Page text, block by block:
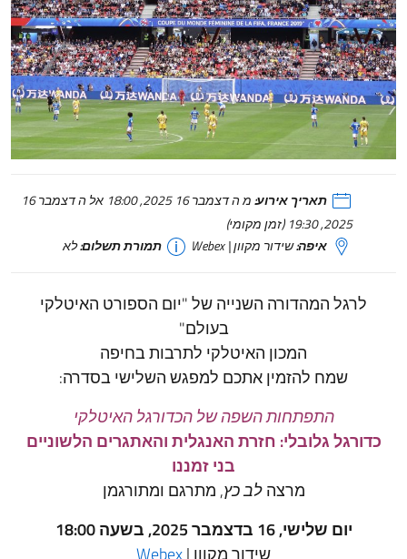
תאריך אירוע:
מ ה דצמבר 16 2025, 18:00 אל ה דצמבר 16
2025, 19:30 (זמן מקומי)
איפה:שידור מקוון | Webex תמורת תשלום:לא
לרגל המהדורה השנייה של "יום הספורט האיטלקי
בעולם"
המכון האיטלקי לתרבות בחיפה
שמח להזמין אתכם למפגשהשלישיבסדרה:
התפתחות השפה של הכדורגל האיטלקי
כדורגל גלובלי: חזרת האנגלית והאתגרים הלשוניים
בני זמננו
מרצהלב כץ, מתרגם ומתורגמן
יום שלישי, 16 ב
דצמבר
שידור מקוון |Webex